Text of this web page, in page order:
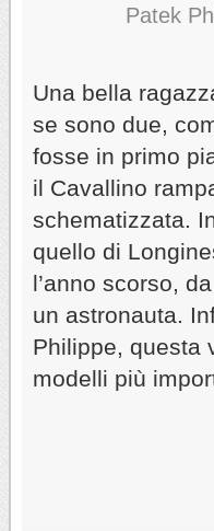
Patek
Una bella
se sono due,
fosse in primo
il Cavallino
schematizzata.
quello di
l’anno scorso,
un astronauta.
Philippe, questa
modelli più